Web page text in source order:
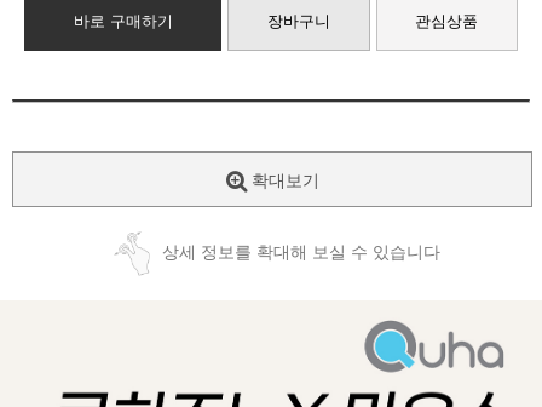
바로 구매하기 장바구니 관심상품
확대보기
상세 정보를 확대해 보실 수 있습니다